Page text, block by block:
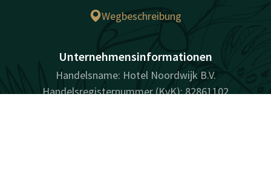
Wegbeschreibung
Unternehmensinformationen
Handelsname: Hotel Noordwijk B.V.
Handelsregisternummer (KvK): 82861102